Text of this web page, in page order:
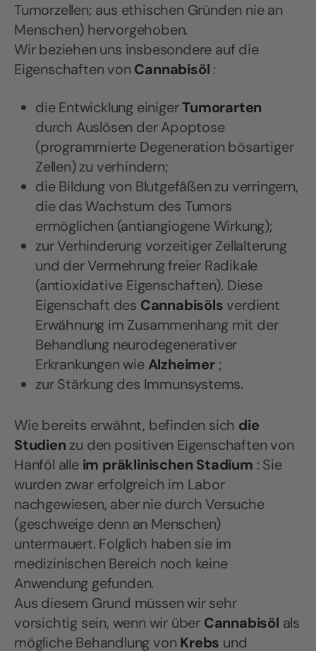
Tumorzellen; aus ethischen Gründen nie an
Menschen) hervorgehoben.
Wir beziehen uns insbesondere auf die
Eigenschaften von Cannabisöl :
die Entwicklung einigerTumorarten
durch Auslösen der Apoptose
(programmierte Degeneration bösartiger
Zellen) zu verhindern;
die Bildung von Blutgefäßen zu verringern,
die das Wachstum des Tumors
ermöglichen (antiangiogene Wirkung);
zur Verhinderung vorzeitiger Zellalterung
und der Vermehrung freier Radikale
(antioxidative Eigenschaften). Diese
Eigenschaft des Cannabisöls verdient
Erwähnung im Zusammenhang mit der
Behandlung neurodegenerativer
Erkrankungen wieAlzheimer;
zur Stärkung des Immunsystems.
Wie bereits erwähnt, befinden sich die
Studien zu den positiven Eigenschaften von
Hanföl alle im präklinischen Stadium : Sie
wurden zwar erfolgreich im Labor
nachgewiesen, aber nie durch Versuche
(geschweige denn an Menschen)
untermauert. Folglich haben sie im
medizinischen Bereich noch keine
Anwendung gefunden.
Aus diesem Grund müssen wir sehr
vorsichtig sein, wenn wir über Cannabisöl als
mögliche Behandlung von Krebs und